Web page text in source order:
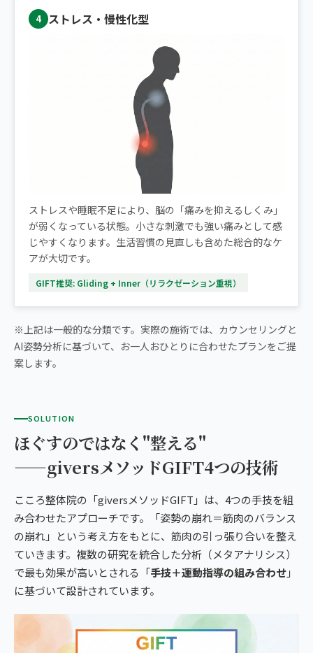
4 ストレス・慢性化型
ストレスや睡眠不足により、脳の「痛みを抑えるしくみ」
が弱くなっている状態。小さな刺激でも強い痛みとして感
じやすくなります。生活習慣の見直しも含めた総合的なケ
アが大切です。
GIFT推奨: Gliding + Inner（リラクゼーション重視）
※上記は一般的な分類です。実際の施術では、カウンセリングと
AI姿勢分析に基づいて、お一人おひとりに合わせたプランをご提
案します。
SOLUTION
ほぐすのではなく"整える"
——giversメソッドGIFT4つの技術
こころ整体院の「giversメソッドGIFT」は、4つの手技を組
み合わせたアプローチです。「姿勢の崩れ＝筋肉のバランス
の崩れ」という考え方をもとに、筋肉の引っ張り合いを整え
ていきます。複数の研究を統合した分析（メタアナリシス）
で最も効果が高いとされる「手技＋運動指導の組み合わせ」
に基づいて設計されています。